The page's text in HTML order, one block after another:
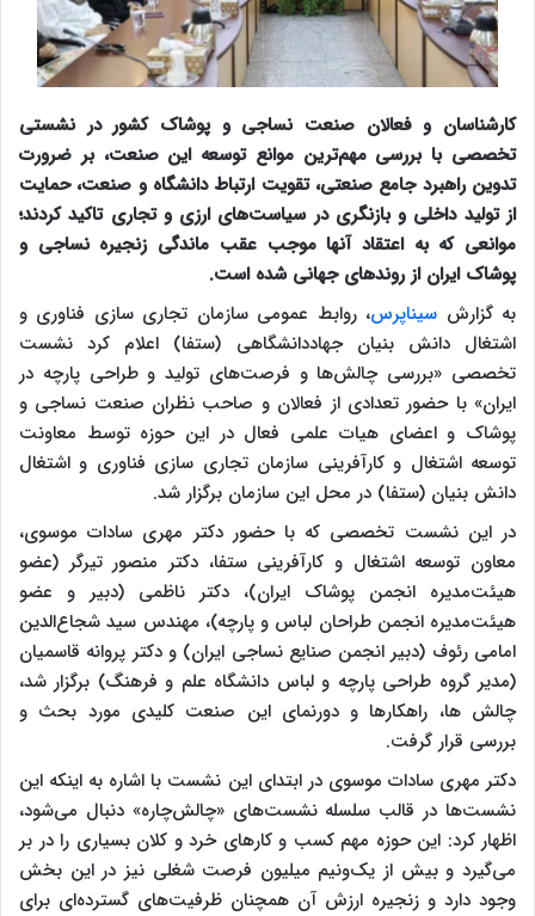
کارشناسان و فعالان صنعت نساجی و پوشاک کشور در نشستی
تخصصی با بررسی مهم‌ترین موانع توسعه این صنعت، بر ضرورت
تدوین راهبرد جامع صنعتی، تقویت ارتباط دانشگاه و صنعت، حمایت
از تولید داخلی و بازنگری در سیاست‌های ارزی و تجاری تاکید کردند؛
موانعی که به اعتقاد آنها موجب عقب ماندگی زنجیره نساجی و
پوشاک ایران از روندهای جهانی شده است.
به گزارش سیناپرس، روابط عمومی سازمان تجاری سازی فناوری و
اشتغال دانش بنیان جهاددانشگاهی (ستفا) اعلام کرد نشست
تخصصی «بررسی چالش‌ها و فرصت‌های تولید و طراحی پارچه در
ایران» با حضور تعدادی از فعالان و صاحب نظران صنعت نساجی و
پوشاک و اعضای هیات علمی فعال در این حوزه توسط معاونت
توسعه اشتغال و کارآفرینی سازمان تجاری سازی فناوری و اشتغال
دانش بنیان (ستفا) در محل این سازمان برگزار شد.
در این نشست تخصصی که با حضور دکتر مهری سادات موسوی،
معاون توسعه اشتغال و کارآفرینی ستفا، دکتر منصور تیرگر (عضو
هیئت‌مدیره انجمن پوشاک ایران)، دکتر ناظمی (دبیر و عضو
هیئت‌مدیره انجمن طراحان لباس و پارچه)، مهندس سید شجاع‌الدین
امامی رئوف (دبیر انجمن صنایع نساجی ایران) و دکتر پروانه قاسمیان
(مدیر گروه طراحی پارچه و لباس دانشگاه علم و فرهنگ) برگزار شد،
چالش ها، راهکارها و دورنمای این صنعت کلیدی مورد بحث و
بررسی قرار گرفت.
دکتر مهری سادات موسوی در ابتدای این نشست با اشاره به اینکه این
نشست‌ها در قالب سلسله نشست‌های «چالش‌چاره» دنبال می‌شود،
اظهار کرد: این حوزه مهم کسب و کارهای خرد و کلان بسیاری را در بر
می‌گیرد و بیش از یک‌ونیم میلیون فرصت شغلی نیز در این بخش
وجود دارد و زنجیره ارزش آن همچنان ظرفیت‌های گسترده‌ای برای